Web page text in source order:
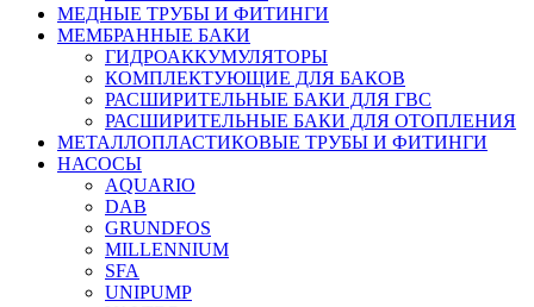
МЕДНЫЕ ТРУБЫ И ФИТИНГИ
МЕМБРАННЫЕ БАКИ
ГИДРОАККУМУЛЯТОРЫ
КОМПЛЕКТУЮЩИЕ ДЛЯ БАКОВ
РАСШИРИТЕЛЬНЫЕ БАКИ ДЛЯ ГВС
РАСШИРИТЕЛЬНЫЕ БАКИ ДЛЯ ОТОПЛЕНИЯ
МЕТАЛЛОПЛАСТИКОВЫЕ ТРУБЫ И ФИТИНГИ
НАСОСЫ
AQUARIO
DAB
GRUNDFOS
MILLENNIUM
SFA
UNIPUMP